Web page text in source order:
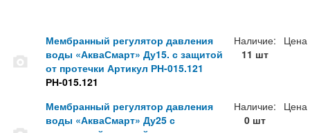
Мембранный регулятор давления
воды «АкваСмарт» Ду15. с защитой
от протечки Артикул РН-015.121
РН-015.121
Наличие:
11 шт
Цена
Мембранный регулятор давления
воды «АкваСмарт» Ду25 с
Наличие:
0 шт
Цена